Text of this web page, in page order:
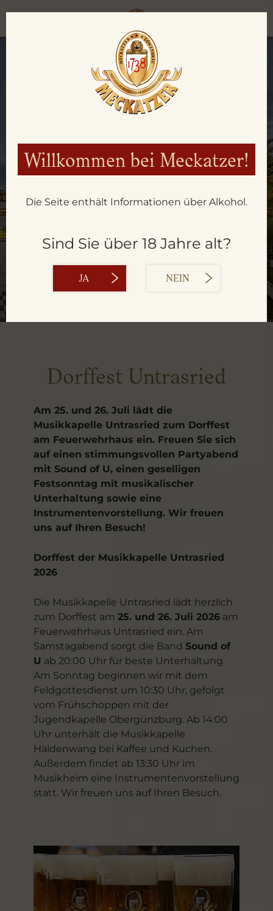
Willkommen bei Meckatzer!
Die Seite enthält Informationen über Alkohol.
Sind Sie über 18 Jahre alt?
JA NEIN
AUS DER BRAUEREI
Dorffest Untrasried
Am 25. und 26. Juli lädt die
Musikkapelle Untrasried zum Dorffest
am Feuerwehrhaus ein. Freuen Sie sich
auf einen stimmungsvollen Partyabend
mit Sound of U, einen geselligen
Festsonntag mit musikalischer
Unterhaltung sowie eine
Instrumentenvorstellung. Wir freuen
uns auf Ihren Besuch!
Dorffest der Musikkapelle Untrasried
2026
Die Musikkapelle Untrasried lädt herzlich
zum Dorffest am 25. und 26. Juli 2026 am
Feuerwehrhaus Untrasried ein. Am
Samstagabend sorgt die Band Sound of
U ab 20:00 Uhr für beste Unterhaltung.
Am Sonntag beginnen wir mit dem
Feldgottesdienst um 10:30 Uhr, gefolgt
vom Frühschoppen mit der
Jugendkapelle Obergünzburg. Ab 14:00
Uhr unterhält die Musikkapelle
Haldenwang bei Kaffee und Kuchen.
Außerdem findet ab 13:30 Uhr im
Musikheim eine Instrumentenvorstellung
statt. Wir freuen uns auf Ihren Besuch.